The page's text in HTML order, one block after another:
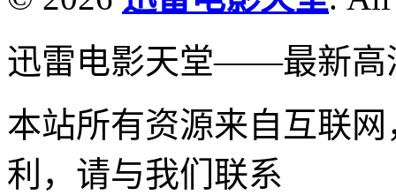
迅雷电影天堂——最新高
本站所有资源来自互联
利，请与我们联系